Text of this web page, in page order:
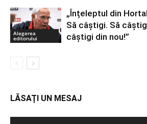
Alegerea
editorului
„Înțeleptul din
Să câștigi. Să
câștigi din nou!”
LĂSAȚI UN MESAJ